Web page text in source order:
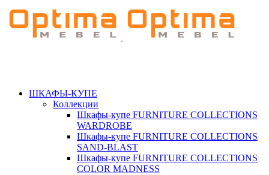
ШКАФЫ-КУПЕ
Коллекции
Шкафы-купе FURNITURE COLLECTIONS
WARDROBE
Шкафы-купе FURNITURE COLLECTIONS
SAND-BLAST
Шкафы-купе FURNITURE COLLECTIONS
COLOR MADNESS